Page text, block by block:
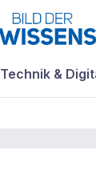
Technik &